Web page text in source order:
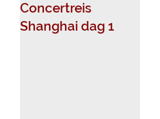
Concertreis
Shanghai dag 1